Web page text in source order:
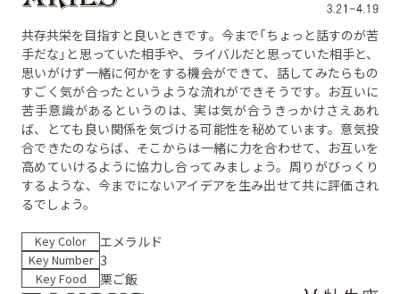
共存共栄を目指すと良いときです。今まで「ちょっと話すのが苦
手だな」と思っていた相手や、ライバルだと思っていた相手と、
思いがけず一緒に何かをする機会ができて、話してみたらもの
すごく気が合ったというような流れができそうです。お互いに
苦手意識があるというのは、実は気が合うきっかけさえあれ
ば、とても良い関係を気づける可能性を秘めています。意気投
合できたのならば、そこからは一緒に力を合わせて、お互いを
高めていけるように協力し合ってみましょう。周りがびっくり
するような、今までにないアイデアを生み出せて共に評価され
るでしょう。
Key Color エメラルド
Key Number 3
Key Food 栗ご飯